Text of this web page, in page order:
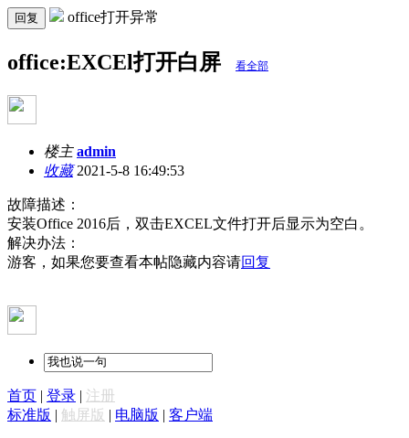
回复 office打开异常
office:EXCEl打开白屏 看全部
楼主 admin
收藏2021-5-8 16:49:53
故障描述：
安装Office 2016后，双击EXCEL文件打开后显示为空白。
解决办法：
游客，如果您要查看本帖隐藏内容请回复
首页 | 登录 | 注册
标准版 | 触屏版 | 电脑版 | 客户端